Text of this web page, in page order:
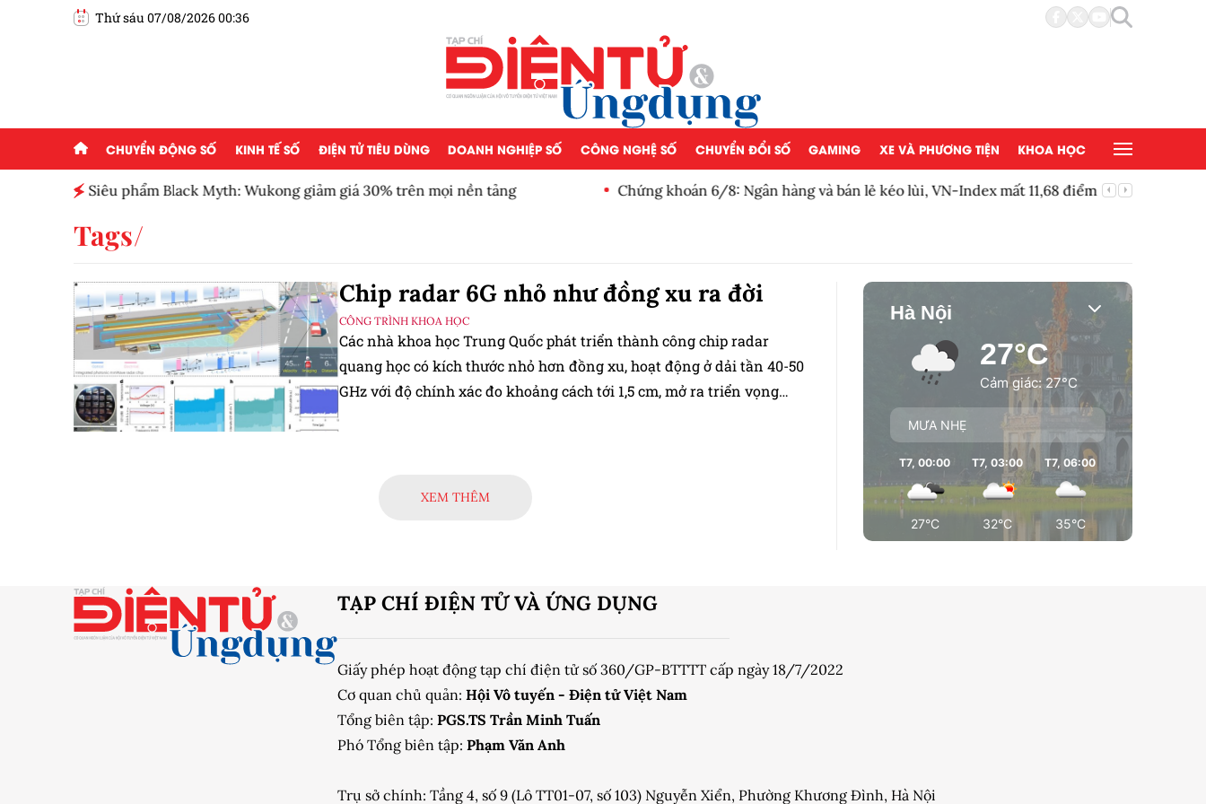
Thứ sáu 07/08/2026 00:36
CHUYỂN ĐỘNG SỐ KINH TẾ SỐ ĐIỆN TỬ TIÊU DÙNG DOANH NGHIỆP SỐ CÔNG NGHỆ SỐ CHUYỂN ĐỔI SỐ GAMING XE VÀ PHƯƠNG TIỆN KHOA HỌC
Siêu phẩm Black Myth: Wukong giảm giá 30% trên mọi nền tảng Chứng khoán 6/8: Ngân hàng và bán lẻ kéo lùi, VN-Index mất 11,68 điểm
Tags
Chip radar 6G nhỏ như đồng xu ra đời
CÔNG TRÌNH KHOA HỌC
Các nhà khoa học Trung Quốc phát triển thành công chip radar
quang học có kích thước nhỏ hơn đồng xu, hoạt động ở dải tần 40-50
GHz với độ chính xác đo khoảng cách tới 1,5 cm, mở ra triển vọng
XEM THÊM
Hà Nội
27°C
Cảm giác: 27°C
MƯA NHẸ
T7, 00:00
27°C
T7, 03:00
32°C
T7, 06:00
35°C
TẠP CHÍ ĐIỆN TỬ VÀ ỨNG DỤNG
Giấy phép hoạt động tạp chí điện tử số 360/GP-BTTTT cấp ngày 18/7/2022
Cơ quan chủ quản: Hội Vô tuyến - Điện tử Việt Nam
Tổng biên tập: PGS.TS Trần Minh Tuấn
Phó Tổng biên tập: Phạm Văn Anh
Trụ sở chính: Tầng 4, số 9 (Lô TT01-07, số 103) Nguyễn Xiển, Phường Khương Đình, Hà Nội